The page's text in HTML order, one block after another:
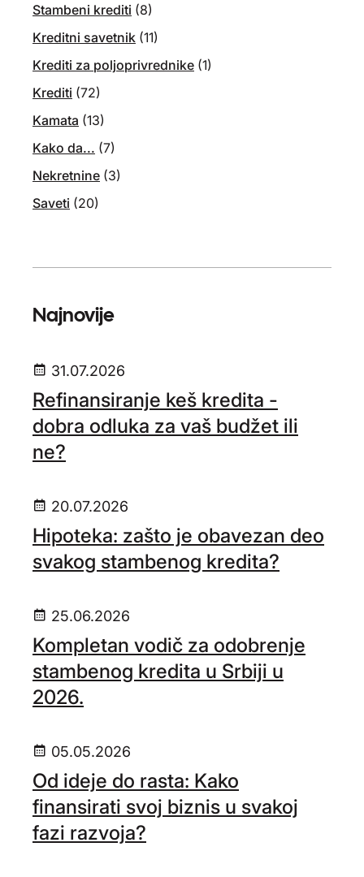
Stambeni krediti (8)
Kreditni savetnik (11)
Krediti za poljoprivrednike (1)
Krediti (72)
Kamata (13)
Kako da... (7)
Nekretnine (3)
Saveti (20)
Najnovije
31.07.2026
Refinansiranje keš kredita -
dobra odluka za vaš budžet ili
ne?
20.07.2026
Hipoteka: zašto je obavezan deo
svakog stambenog kredita?
25.06.2026
Kompletan vodič za odobrenje
stambenog kredita u Srbiji u
2026.
05.05.2026
Od ideje do rasta: Kako
finansirati svoj biznis u svakoj
fazi razvoja?